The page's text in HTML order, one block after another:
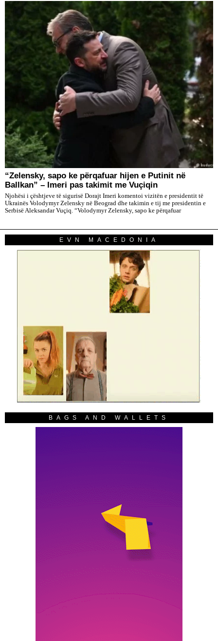
“Zelensky, sapo ke përqafuar hijen e Putinit në
Ballkan” – Imeri pas takimit me Vuçiqin
Njohësi i çështjeve të sigurisë Dorajt Imeri komentoi vizitën e presidentit të
Ukrainës Volodymyr Zelensky në Beograd dhe takimin e tij me presidentin e
Serbisë Aleksandar Vuçiq. “Volodymyr Zelensky, sapo ke përqafuar
EVN MACEDONIA
BAGS AND WALLETS